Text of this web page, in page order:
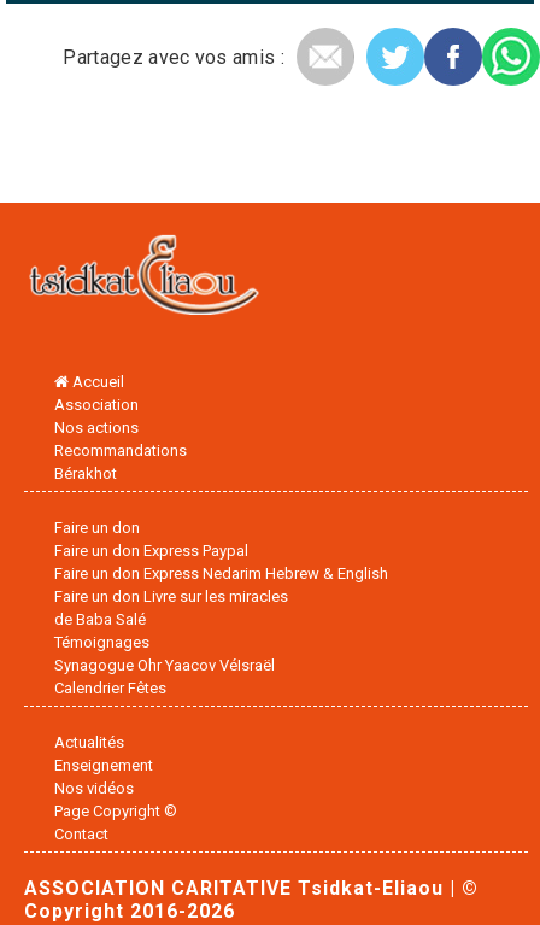
Partagez avec vos amis :
Accueil
Association
Nos actions
Recommandations
Bérakhot
Faire un don
Faire un don Express Paypal
Faire un don Express Nedarim Hebrew & English
Faire un don Livre sur les miracles
de Baba Salé
Témoignages
Synagogue Ohr Yaacov VéIsraël
Calendrier Fêtes
Actualités
Enseignement
Nos vidéos
Page Copyright ©
Contact
ASSOCIATION CARITATIVE Tsidkat-Eliaou | ©
Copyright 2016-2026